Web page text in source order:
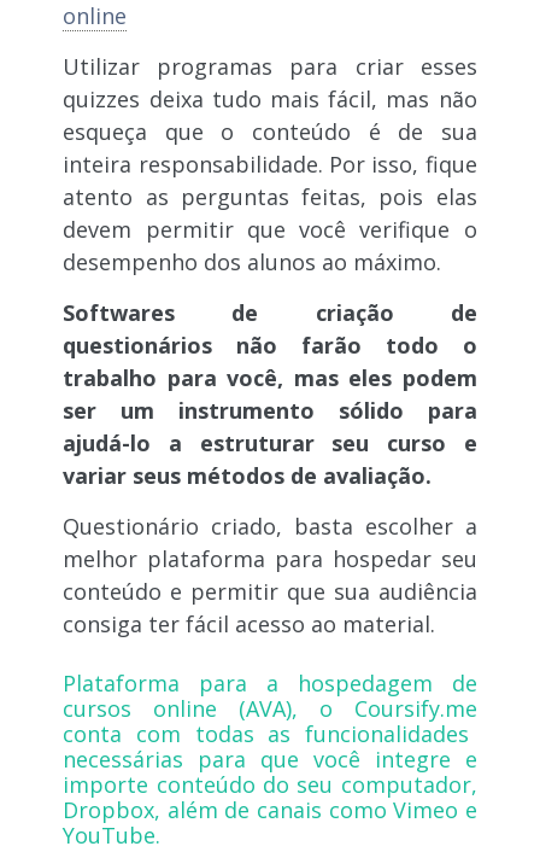
online
Utilizar programas para criar esses
quizzes deixa tudo mais fácil, mas não
esqueça que o conteúdo é de sua
inteira responsabilidade. Por isso, fique
atento as perguntas feitas, pois elas
devem permitir que você verifique o
desempenho dos alunos ao máximo.
Softwares de criação de
questionários não farão todo o
trabalho para você, mas eles podem
ser um instrumento sólido para
ajudá-lo a estruturar seu curso e
variar seus métodos de avaliação.
Questionário criado, basta escolher a
melhor plataforma para hospedar seu
conteúdo e permitir que sua audiência
consiga ter fácil acesso ao material.
Plataforma para a hospedagem de
cursos online (AVA), o Coursify.me
conta com todas as funcionalidades
necessárias para que você integre e
importe conteúdo do seu computador,
Dropbox, além de canais como Vimeo e
YouTube.